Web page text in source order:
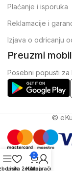
Plaćanje i isporuka
Reklamacije i
Izjava o odricanju
Preuzmi
Posebni popusti za
©
Lista želja
0
Korpa
Moj račun